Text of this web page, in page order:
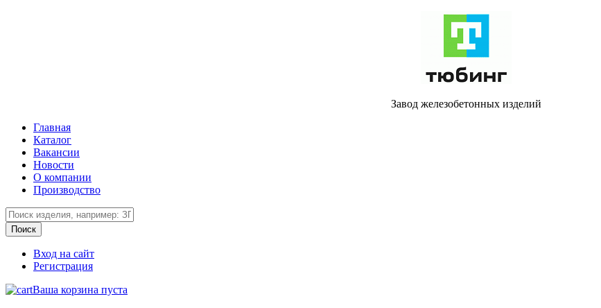
Завод железобетонных изделий
Главная
Каталог
Вакансии
Новости
О компании
Производство
Вход на сайт
Регистрация
Ваша корзина пуста